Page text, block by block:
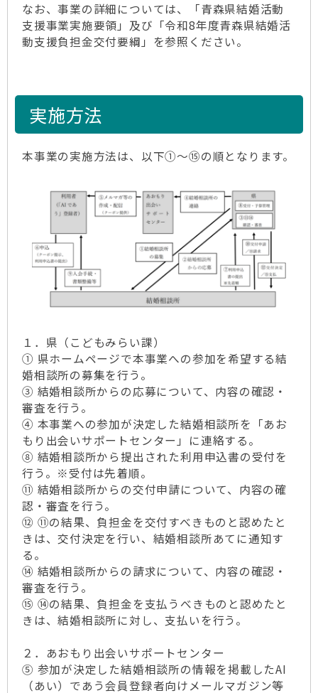
なお、事業の詳細については、「青森県結婚活動
支援事業実施要領」及び「令和8年度青森県結婚活
動支援負担金交付要綱」を参照ください。
実施方法
本事業の実施方法は、以下①～⑮の順となります。
１．県（こどもみらい課）
① 県ホームページで本事業への参加を希望する結
婚相談所の募集を行う。
③ 結婚相談所からの応募について、内容の確認・
審査を行う。
④ 本事業への参加が決定した結婚相談所を「あお
もり出会いサポートセンター」に連絡する。
⑧ 結婚相談所から提出された利用申込書の受付を
行う。※受付は先着順。
⑪ 結婚相談所からの交付申請について、内容の確
認・審査を行う。
⑫ ⑪の結果、負担金を交付すべきものと認めたと
きは、交付決定を行い、結婚相談所あてに通知す
る。
⑭ 結婚相談所からの請求について、内容の確認・
審査を行う。
⑮ ⑭の結果、負担金を支払うべきものと認めたと
きは、結婚相談所に対し、支払いを行う。
２．あおもり出会いサポートセンター
⑤ 参加が決定した結婚相談所の情報を掲載したAI
（あい）であう会員登録者向けメールマガジン等